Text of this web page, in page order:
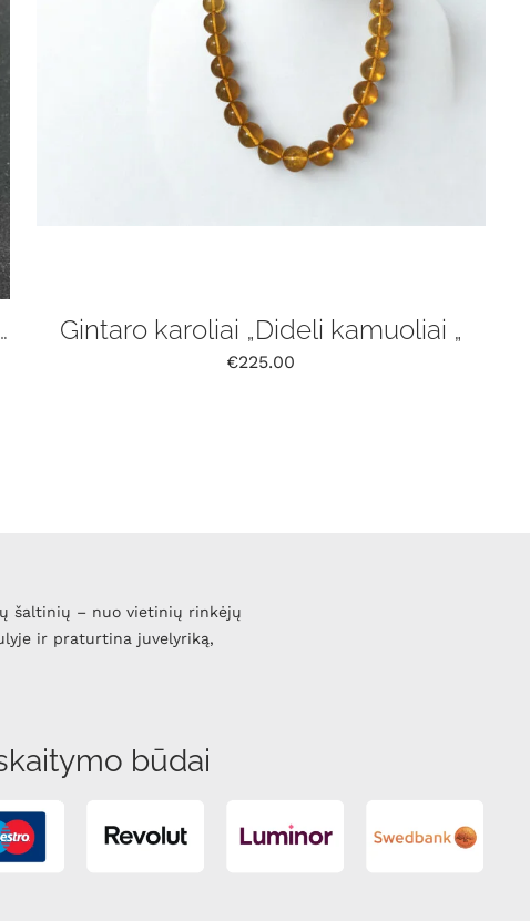
Baltijos gintaro Gintaro karoliai „Dideli kamuoliai „
€225.00
šaltinių – nuo vietinių rinkėjų
ir praturtina juvelyriką,
būdai